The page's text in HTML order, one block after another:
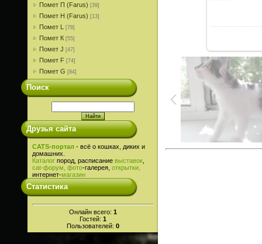
Помет П (Farus) [39]
Помет Н (Farus) [13]
Помет L [78]
Помет К [55]
Помет J [47]
Помет F [74]
Помет G [84]
Поиск
Друзья сайта
CATS-портал - всё о кошках, диких и
домашних.
Каталог пород, расписание выставок
cat-форум, фото-галерея, открытки,
интернет-магазин
Статистика
Онлайн всего: 1
Гостей: 1
Пользователей: 0